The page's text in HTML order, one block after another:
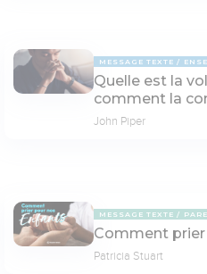
MESSAGE TEXTE
Quelle est la
comment la
John Piper
MESSAGE TEXTE
Comment
Patricia Stuart